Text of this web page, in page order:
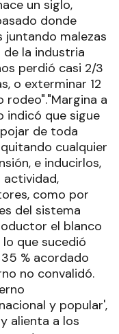
un siglo,
donde
juntando malezas
de la industria
perdió casi 2/3
o exterminar 12
rodeo"."Margina a
indicó que sigue
de toda
cualquier
e inducirlos,
actividad,
como por
del sistema
el blanco
que sucedió
% acordado
no convalidó.
y popular',
alienta a los